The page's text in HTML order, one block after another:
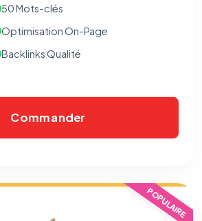
50 Mots-clés
Optimisation On-Page
Backlinks Qualité
Commander
POPULAIRE